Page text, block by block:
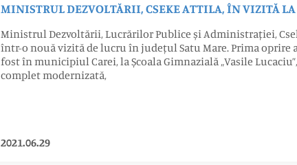
MINISTRUL DEZVOLTĂRII, CSEKE ATTILA, ÎN VIZITĂ
Ministrul Dezvoltării, Lucrărilor Publice și Administrației,
într-o nouă vizită de lucru în județul Satu Mare. Prima
fost în municipiul Carei, la Școala Gimnazială „Vasile
complet modernizată,
2021.06.29